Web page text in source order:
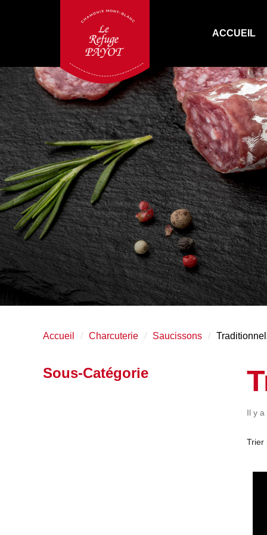
ACCUEIL
Accueil Charcuterie Saucissons
Sous-Catégorie
Il y a
Trier